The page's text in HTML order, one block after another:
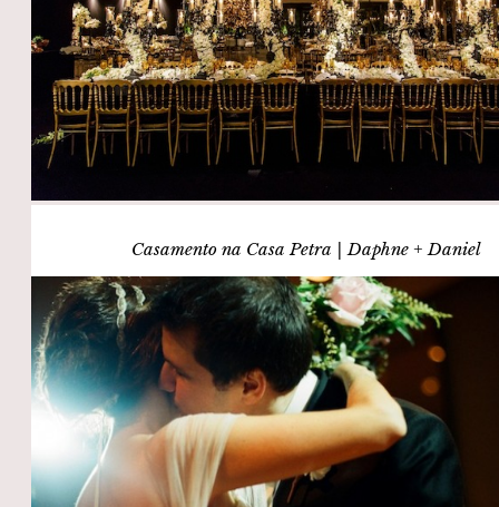
Casamento na Casa Petra | Daphne + Daniel